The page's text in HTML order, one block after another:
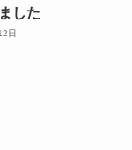
した
日